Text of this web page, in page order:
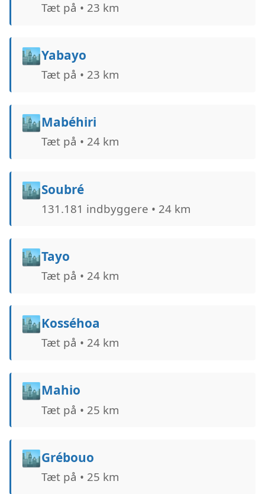
Tæt på • 23 km
🏙️Yabayo
Tæt på • 23 km
🏙️Mabéhiri
Tæt på • 24 km
🏙️Soubré
131.181 indbyggere • 24 km
🏙️Tayo
Tæt på • 24 km
🏙️Kosséhoa
Tæt på • 24 km
🏙️Mahio
Tæt på • 25 km
🏙️Grébouo
Tæt på • 25 km